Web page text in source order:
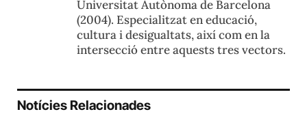
Universitat Autònoma de Barcelona
(2004). Especialitzat en educació,
cultura i desigualtats, així com en la
intersecció entre aquests tres vectors.
Notícies Relacionades